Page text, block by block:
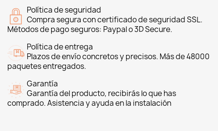
Política de seguridad
Compra segura con certificado de seguridad SSL.
Métodos de pago seguros: Paypal o 3D Secure.
Política de entrega
Plazos de envío concretos y precisos. Más de 48000
paquetes entregados.
Garantía
Garantía del producto, recibirás lo que has
comprado. Asistencia y ayuda en la instalación